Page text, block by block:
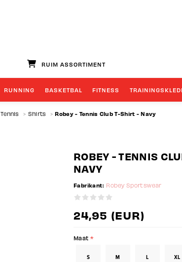
GROOTSTE TEAMWEAR SPECIALIST
RUNNING BASKETBAL FITNESS
Tennis > Shirts > Robey - Tennis Club T-Shirt - Navy
ROBEY - TENNIS
NAVY
Fabrikant: Robey Sportswear
24,95 (EUR)
Maat *
S M L XL